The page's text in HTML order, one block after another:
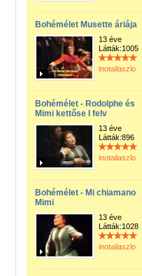
Bohémélet Musette áriája
13 éve
Látták:1005
inotailaszlo
Bohémélet - Rodolphe és
Mimi kettőse I felv
13 éve
Látták:896
inotailaszlo
Bohémélet - Mi chiamano
Mimi
13 éve
Látták:1028
inotailaszlo